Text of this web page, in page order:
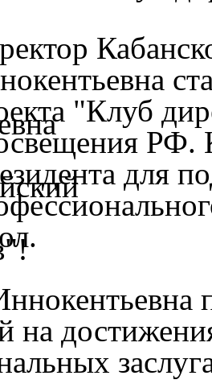
"Клуб
РФ.
для
на